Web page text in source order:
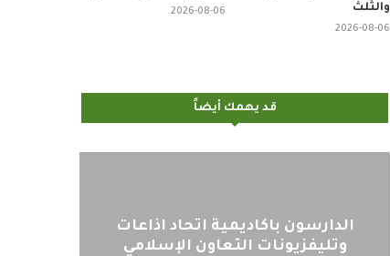
2026-08-06
والثلث
2026-08-06
قد يهمك أيضاً
الدارسون باكاديمية اتحاد اذاعات
وتليفزيونات التعاون الإسلامي